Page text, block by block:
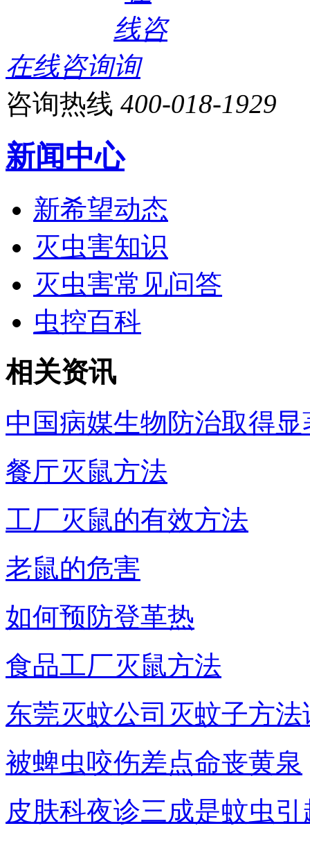
在线咨询
咨询热线 400-018-1929
新闻中心
新希望动态
灭虫害知识
灭虫害常见问答
虫控百科
相关资讯
中国病媒生物防治取得显
餐厅灭鼠方法
工厂灭鼠的有效方法
老鼠的危害
如何预防登革热
食品工厂灭鼠方法
东莞灭蚊公司灭蚊子方法
被蜱虫咬伤差点命丧黄泉
皮肤科夜诊三成是蚊虫